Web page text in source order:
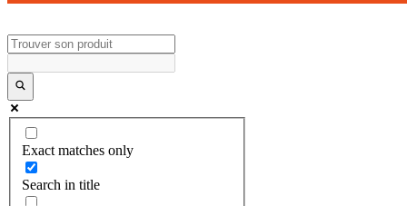
Exact matches only
Search in title